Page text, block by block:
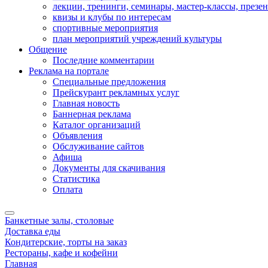
лекции, тренинги, семинары, мастер-классы,
квизы и клубы по интересам
спортивные мероприятия
план мероприятий учреждений культуры
Общение
Последние комментарии
Реклама на портале
Специальные предложения
Прейскурант рекламных услуг
Главная новость
Баннерная реклама
Каталог организаций
Объявления
Обслуживание сайтов
Афиша
Документы для скачивания
Статистика
Оплата
Банкетные залы, столовые
Доставка еды
Кондитерские, торты на заказ
Рестораны, кафе и кофейни
Главная